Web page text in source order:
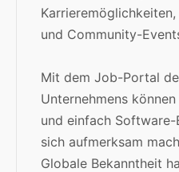
und Community-
Mit dem Job-Portal
Unternehmens können
und einfach
sich aufmerksam
Globale Bekanntheit